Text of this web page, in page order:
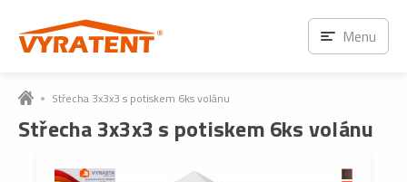
Střecha 3x3x3 s potiskem 6ks volánu
Střecha 3x3x3 s potiskem 6ks volánu
Menu